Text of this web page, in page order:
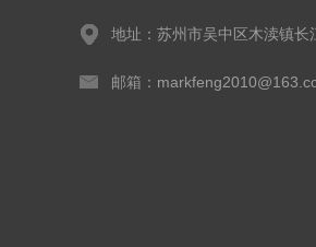
地址：苏州市吴中区木渎镇长
邮箱：